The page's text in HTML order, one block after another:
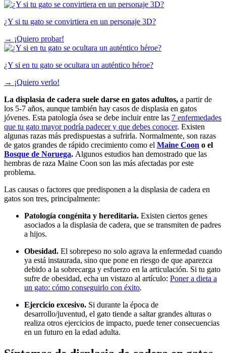
¿Y si tu gato se convirtiera en un personaje 3D?
→ ¡Quiero probar!
¿Y si en tu gato se ocultara un auténtico héroe?
→ ¡Quiero verlo!
La displasia de cadera suele darse en gatos adultos, a partir de
los 5-7 años, aunque también hay casos de displasia en gatos
jóvenes. Esta patología ósea se debe incluir entre las 7 enfermedades
que tu gato mayor podría padecer y que debes conocer. Existen
algunas razas más predispuestas a sufrirla. Normalmente, son razas
de gatos grandes de rápido crecimiento como el Maine Coon o el
Bosque de Noruega. Algunos estudios han demostrado que las
hembras de raza Maine Coon son las más afectadas por este
problema.
Las causas o factores que predisponen a la displasia de cadera en
gatos son tres, principalmente:
Patología congénita y hereditaria. Existen ciertos genes
asociados a la displasia de cadera, que se transmiten de padres
a hijos.
Obesidad. El sobrepeso no solo agrava la enfermedad cuando
ya está instaurada, sino que pone en riesgo de que aparezca
debido a la sobrecarga y esfuerzo en la articulación. Si tu gato
sufre de obesidad, echa un vistazo al artículo: Poner a dieta a
un gato: cómo conseguirlo con éxito.
Ejercicio excesivo. Si durante la época de
desarrollo/juventud, el gato tiende a saltar grandes alturas o
realiza otros ejercicios de impacto, puede tener consecuencias
en un futuro en la edad adulta.